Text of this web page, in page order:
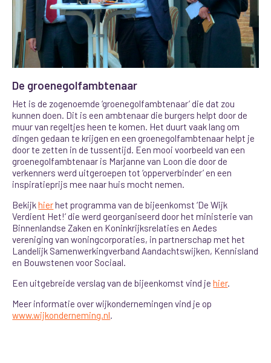
De groenegolfambtenaar
Het is de zogenoemde ‘groenegolfambtenaar’ die dat zou
kunnen doen. Dit is een ambtenaar die burgers helpt door de
muur van regeltjes heen te komen. Het duurt vaak lang om
dingen gedaan te krijgen en een groenegolfambtenaar helpt je
door te zetten in de tussentijd. Een mooi voorbeeld van een
groenegolfambtenaar is Marjanne van Loon die door de
verkenners werd uitgeroepen tot ‘opperverbinder’ en een
inspiratieprijs mee naar huis mocht nemen.
Bekijkhierhet programma van de bijeenkomst ‘De Wijk
Verdient Het!’ die werd georganiseerd door het ministerie van
Binnenlandse Zaken en Koninkrijksrelaties en Aedes
vereniging van woningcorporaties, in partnerschap met het
Landelijk Samenwerkingverband Aandachtswijken, Kennisland
en Bouwstenen voor Sociaal.
Een uitgebreide verslag van de bijeenkomst vind jehier.
Meer informatie over wijkondernemingen vind je op
www.wijkonderneming.nl.